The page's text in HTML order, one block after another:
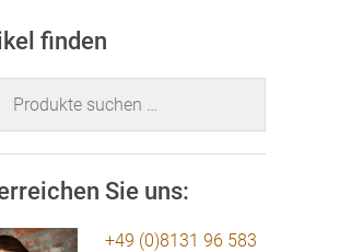
finden
Sie uns:
+49 (0)8131 96 583